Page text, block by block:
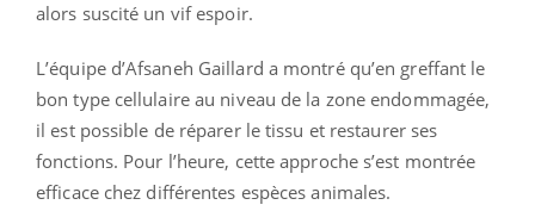
alors suscité un vif espoir.
L’équipe d’Afsaneh Gaillard a montré qu’en greffant le
bon type cellulaire au niveau de la zone endommagée,
il est possible de réparer le tissu et restaurer ses
fonctions. Pour l’heure, cette approche s’est montrée
efficace chez différentes espèces animales.